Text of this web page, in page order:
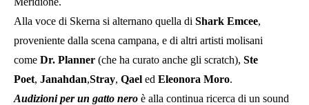
Alla voce di Skerna si alternano quella di Shark Emcee,
proveniente dalla scena campana, e di altri artisti molisani
come Dr. Planner (che ha curato anche gli scratch), Ste
Poet, Janahdan,Stray, Qael ed Eleonora Moro.
Audizioni per un gatto nero è alla continua ricerca di un sound